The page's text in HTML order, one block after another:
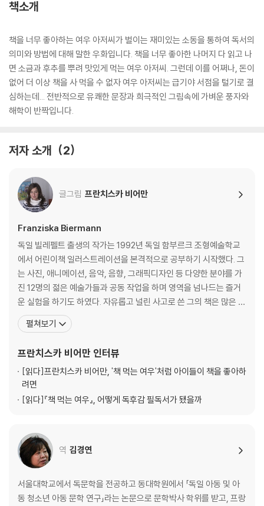
책소개
책을 너무 좋아하는 여우 아저씨가 벌이는 재미있는 소동을 통하여 독서의
의미와 방법에 대해 말한 우화입니다. 책을 너무 좋아한 나머지 다 읽고 나
면 소금과 후추를 뿌려 맛있게 먹는 여우 아저씨. 그런데 이를 어쩌나, 돈이
없어 더 이상 책을 사 먹을 수 없자 여우 아저씨는 급기야 서점을 털기로 결
심하는데... 전반적으로 유쾌한 문장과 희극적인 그림속에 가벼운 풍자와
해학이 반짝입니다.
저자 소개 2
글그림 프란치스카 비어만
Franziska Biermann
독일 빌레펠트 출생의 작가는 1992년 독일 함부르크 조형예술학교
에서 어린이책 일러스트레이션을 본격적으로 공부하기 시작했다. 그
는 사진, 애니메이션, 음악, 음향, 그래픽디자인 등 다양한 분야를 가
진 12명의 젊은 예술가들과 공동 작업을 하며 영역을 넘나드는 즐거
운 실험을 하기도 하였다. 자유롭고 널린 사고로 쓴 그의 책은 많은 어
린이들에게 인기가 있다. 그녀가 출간한 ‘책 먹는 여우’는 최근 한국에
서 100쇄를 돌파했다. 지금까지 35만명 어린이 독자들이 이 책을 만
미있는 소동을 통하여 독서의 의미와 방법
펼쳐보기
프란치스카 비어만 인터뷰
[읽다]프란치스카 비어만, '책 먹는 여우'처럼 아이들이 책을 좋아하
려면
[읽다]『책 먹는 여우』, 어떻게 독후감 필독서가 됐을까
역 김경연
서울대학교에서 독문학을 전공하고 동대학원에서 「독일 아동 및 아
동 청소년 아동 문학 연구」라는 논문으로 문학박사 학위를 받고, 프랑